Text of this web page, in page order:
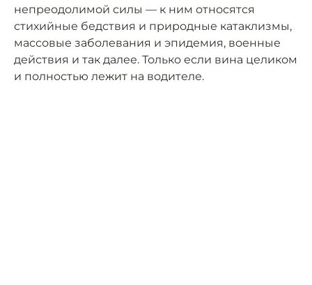
непреодолимой силы — к ним относятся
стихийные бедствия и природные катаклизмы,
массовые заболевания и эпидемия, военные
действия и так далее. Только если вина целиком
и полностью лежит на водителе.